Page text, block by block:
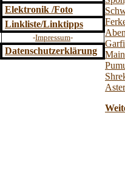
Elektronik /Foto
Linkliste/Linktipps
-Impressum-
Datenschutzerklärung